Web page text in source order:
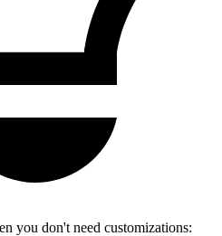
you don't need customizations: